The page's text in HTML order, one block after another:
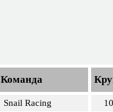
Команда
Snail Racing
10